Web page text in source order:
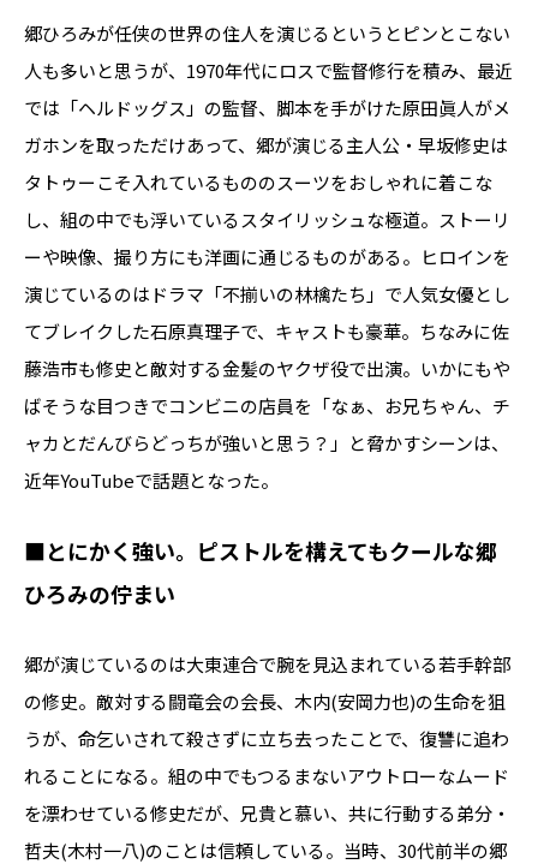
郷ひろみが任侠の世界の住人を演じるというとピンとこない
人も多いと思うが、1970年代にロスで監督修行を積み、最近
では「ヘルドッグス」の監督、脚本を手がけた原田眞人がメ
ガホンを取っただけあって、郷が演じる主人公・早坂修史は
タトゥーこそ入れているもののスーツをおしゃれに着こな
し、組の中でも浮いているスタイリッシュな極道。ストーリ
ーや映像、撮り方にも洋画に通じるものがある。ヒロインを
演じているのはドラマ「不揃いの林檎たち」で人気女優とし
てブレイクした石原真理子で、キャストも豪華。ちなみに佐
藤浩市も修史と敵対する金髪のヤクザ役で出演。いかにもや
ばそうな目つきでコンビニの店員を「なぁ、お兄ちゃん、チ
ャカとだんびらどっちが強いと思う？」と脅かすシーンは、
近年YouTubeで話題となった。
■とにかく強い。ピストルを構えてもクールな郷
ひろみの佇まい
郷が演じているのは大東連合で腕を見込まれている若手幹部
の修史。敵対する闘竜会の会長、木内(安岡力也)の生命を狙
うが、命乞いされて殺さずに立ち去ったことで、復讐に追わ
れることになる。組の中でもつるまないアウトローなムード
を漂わせている修史だが、兄貴と慕い、共に行動する弟分・
哲夫(木村一八)のことは信頼している。当時、30代前半の郷